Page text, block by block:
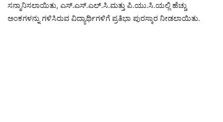
ಸನ್ಮಾನಿಸಲಾಯಿತು, ಎಸ್.ಎಸ್.ಎಲ್.ಸಿ.ಮತ್ತು ಪಿ.ಯು.ಸಿ.ಯಲ್ಲಿ ಹೆಚ್ಚು
ಅಂಕಗಳನ್ನು ಗಳಿಸಿರುವ ವಿದ್ಯಾರ್ಥಿಗಳಿಗೆ ಪ್ರತಿಭಾ ಪುರಸ್ಕಾರ ನೀಡಲಾಯಿತು.